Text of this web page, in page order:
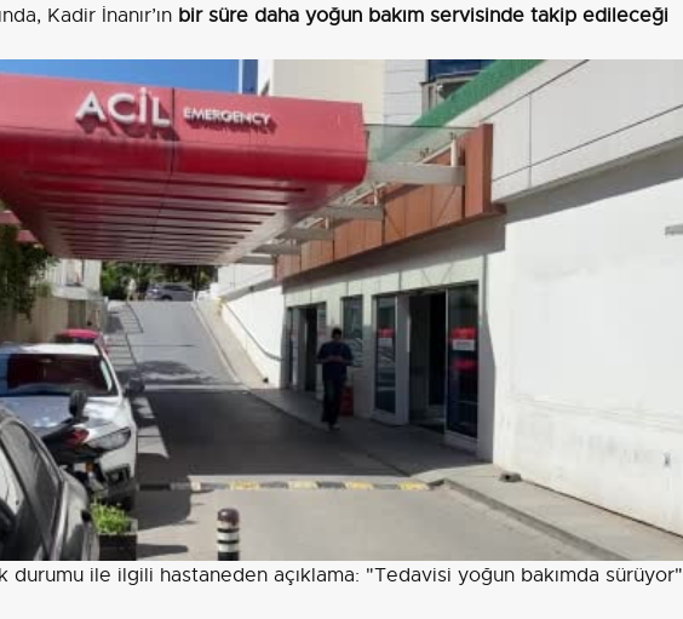
Kadir İnanır’ın bir süre daha yoğun bakım servisinde takip edileceği
durumu ile ilgili hastaneden açıklama: "Tedavisi yoğun bakımda sürüyor"